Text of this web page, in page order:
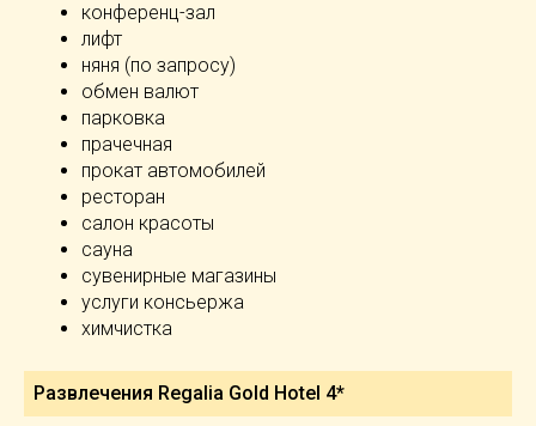
конференц-зал
лифт
няня (по запросу)
обмен валют
парковка
прачечная
прокат автомобилей
ресторан
салон красоты
сауна
сувенирные магазины
услуги консьержа
химчистка
Развлечения Regalia Gold Hotel 4*